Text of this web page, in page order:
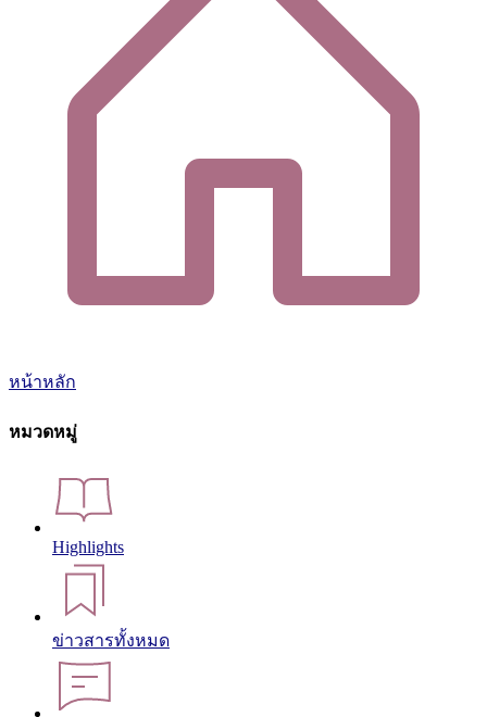
หน้าหลัก
หมวดหมู่
Highlights
ข่าวสารทั้งหมด